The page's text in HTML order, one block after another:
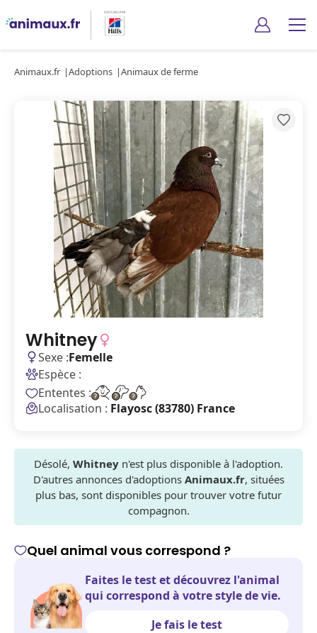
Animaux.fr Adoptions Animaux de ferme
Whitney
Sexe :Femelle
Espèce :
Ententes :
Localisation : Flayosc (83780) France
Désolé, Whitney n'est plus disponible à l'adoption.
D'autres annonces d'adoptions Animaux.fr, situées
plus bas, sont disponibles pour trouver votre futur
compagnon.
Quel animal vous correspond ?
Faites le test et découvrez l'animal
qui correspond à votre style de vie.
Je fais le test